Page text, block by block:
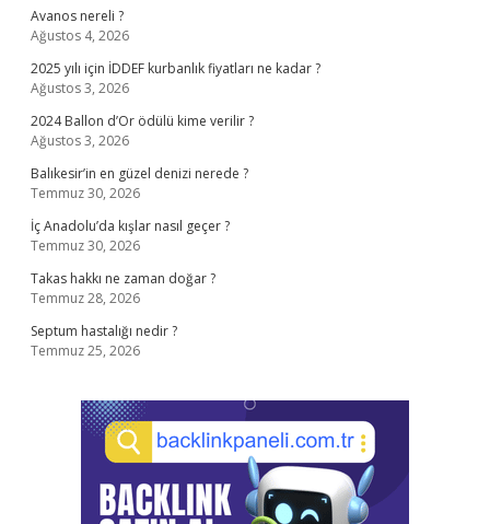
Avanos nereli ?
Ağustos 4, 2026
2025 yılı için İDDEF kurbanlık fiyatları ne kadar ?
Ağustos 3, 2026
2024 Ballon d’Or ödülü kime verilir ?
Ağustos 3, 2026
Balıkesir’in en güzel denizi nerede ?
Temmuz 30, 2026
İç Anadolu’da kışlar nasıl geçer ?
Temmuz 30, 2026
Takas hakkı ne zaman doğar ?
Temmuz 28, 2026
Septum hastalığı nedir ?
Temmuz 25, 2026